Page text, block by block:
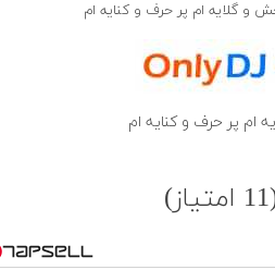
و گلایه ام پر حرف و کنایه ام
ام پر حرف و کنایه ام